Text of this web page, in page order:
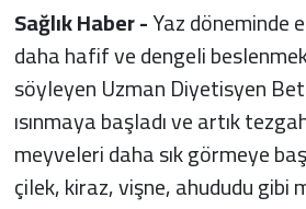
Sağlık Haber -Yaz döneminde
daha hafif ve dengeli
söyleyen Uzman Diyetisyen
ısınmaya başladı ve artık
meyveleri daha sık görmeye
çilek, kiraz, vişne, ahududu gibi